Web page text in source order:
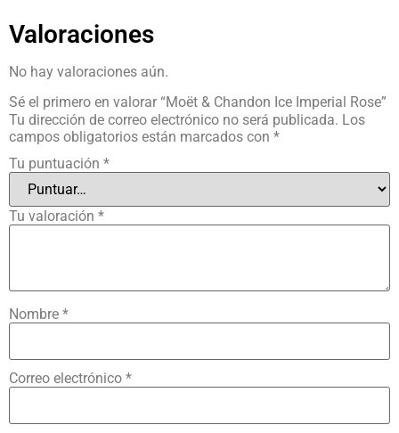
Valoraciones
No hay valoraciones aún.
Sé el primero en valorar “Moët & Chandon Ice Imperial Rose”
Tu dirección de correo electrónico no será publicada. Los
campos obligatorios están marcados con *
Tu puntuación *
Tu valoración *
Nombre *
Correo electrónico *